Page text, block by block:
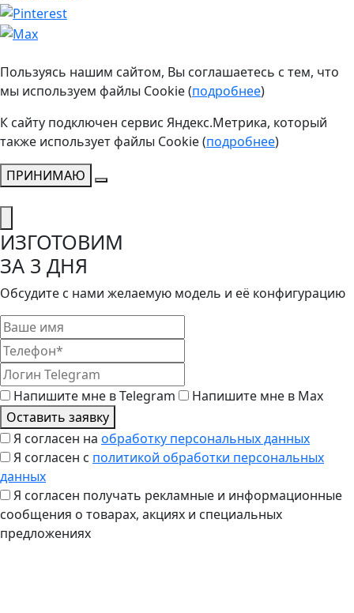
Пользуясь нашим сайтом, Вы соглашаетесь с тем, что
мы используем файлы Cookie (подробнее)
К сайту подключен сервис Яндекс.Метрика, который
также использует файлы Cookie (подробнее)
ПРИНИМАЮ
ИЗГОТОВИМ
ЗА 3 ДНЯ
Обсудите с нами желаемую модель и её конфигурацию
Напишите мне в Telegram
Напишите мне в Max
Оставить заявку
Я согласен на обработку персональных данных
Я согласен с политикой обработки персональных
данных
Я согласен получать рекламные и информационные
сообщения о товарах, акциях и специальных
предложениях